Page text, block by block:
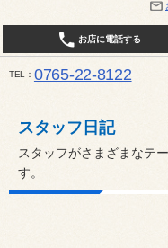
お店に電話する
TEL 0765-22-8122
スタッフ日記
スタッフがさまざまなテ
す。